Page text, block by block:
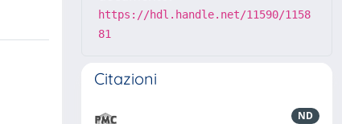
https://hdl.handle.net/11590/1158
81
Citazioni
ND